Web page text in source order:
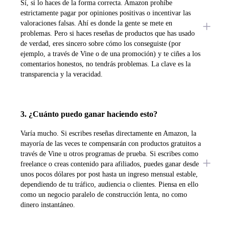
Sí, si lo haces de la forma correcta. Amazon prohíbe
estrictamente pagar por opiniones positivas o incentivar las
valoraciones falsas. Ahí es donde la gente se mete en
problemas. Pero si haces reseñas de productos que has usado
de verdad, eres sincero sobre cómo los conseguiste (por
ejemplo, a través de Vine o de una promoción) y te ciñes a los
comentarios honestos, no tendrás problemas. La clave es la
transparencia y la veracidad.
3. ¿Cuánto puedo ganar haciendo esto?
Varía mucho. Si escribes reseñas directamente en Amazon, la
mayoría de las veces te compensarán con productos gratuitos a
través de Vine u otros programas de prueba. Si escribes como
freelance o creas contenido para afiliados, puedes ganar desde
unos pocos dólares por post hasta un ingreso mensual estable,
dependiendo de tu tráfico, audiencia o clientes. Piensa en ello
como un negocio paralelo de construcción lenta, no como
dinero instantáneo.